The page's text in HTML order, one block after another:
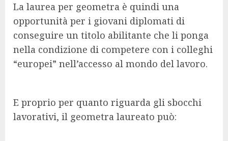
La laurea per geometra è quindi una
opportunità per i giovani diplomati di
conseguire un titolo abilitante che li ponga
nella condizione di competere con i colleghi
“europei” nell’accesso al mondo del lavoro.
E proprio per quanto riguarda gli sbocchi
lavorativi, il geometra laureato può: